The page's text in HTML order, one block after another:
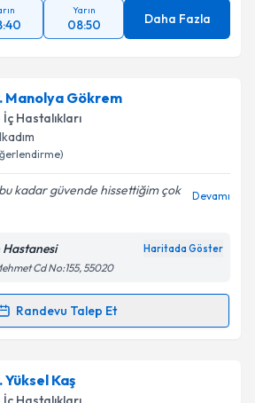
Yarın
08:50 Daha Fazla
Manolya Gökrem
Hastalıkları
kadar güvende hissettiğim çok
Devamı
Haritada Göster
Cd No:155, 55020
Randevu Talep Et
Talebi
Gökrem
Size bu uzmandan randevu almanız
Yüksel Kaş